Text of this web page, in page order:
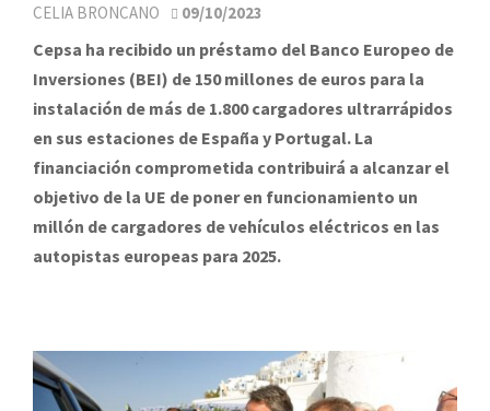
CELIA BRONCANO 09/10/2023
Cepsa ha recibido un préstamo del Banco Europeo de
Inversiones (BEI) de 150 millones de euros para la
instalación de más de 1.800 cargadores ultrarrápidos
en sus estaciones de España y Portugal. La
financiación comprometida contribuirá a alcanzar el
objetivo de la UE de poner en funcionamiento un
millón de cargadores de vehículos eléctricos en las
autopistas europeas para 2025.